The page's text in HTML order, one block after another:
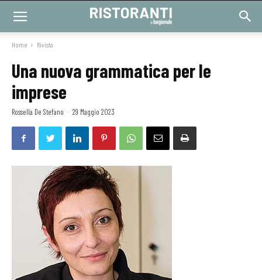
Home Rivista
Una nuova grammatica per le
imprese
Rossella De Stefano - 29 Maggio 2023